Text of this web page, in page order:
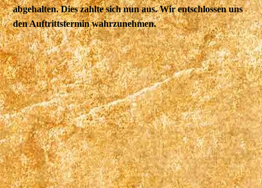
abgehalten. Dies zahlte sich nun aus. Wir entschlossen uns
den Auftrittstermin wahrzunehmen.